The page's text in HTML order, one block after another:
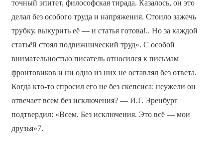
точный эпитет, философская тирада. Казалось, он это
делал без особого труда и напряжения. Стоило зажечь
трубку, выкурить её — и статья готова!.. Но за каждой
статьёй стоял подвижнический труд». С особой
внимательностью писатель относился к письмам
фронтовиков и ни одно из них не оставлял без ответа.
Когда кто-то спросил его не без скепсиса: неужели он
отвечает всем без исключения? — И.Г. Эренбург
подтвердил: «Всем. Без исключения. Это всё — мои
друзья»7.